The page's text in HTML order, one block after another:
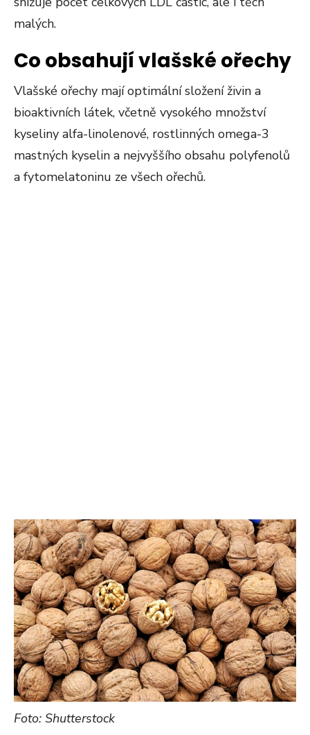
malých.
Co obsahují vlašské ořechy
Vlašské ořechy mají optimální složení živin a
bioaktivních látek, včetně vysokého množství
kyseliny alfa-linolenové, rostlinných omega-3
mastných kyselin a nejvyššího obsahu polyfenolů
a fytomelatoninu ze všech ořechů.
Foto: Shutterstock